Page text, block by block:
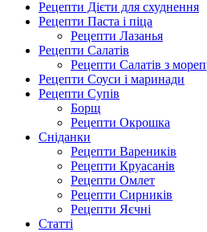
Рецепти Дієти для схуднення
Рецепти Паста і піца
Рецепти Лазанья
Рецепти Салатів
Рецепти Салатів з
Рецепти Соуси і маринади
Рецепти Супів
Борщ
Рецепти Окрошка
Сніданки
Рецепти Вареників
Рецепти Круасанів
Рецепти Омлет
Рецепти Сирників
Рецепти Яєчні
Статті